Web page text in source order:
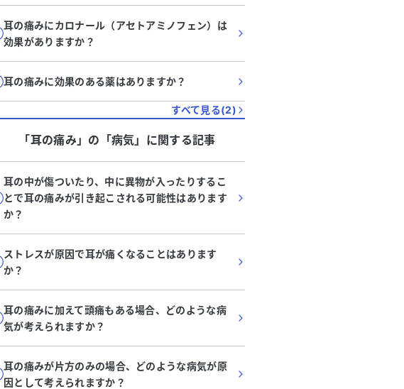
耳の痛みにカロナール（アセトアミノフェン）は
効果がありますか？
耳の痛みに効果のある薬はありますか？
すべて見る(2)
「耳の痛み」 の「病気」に関する記事
耳の中が傷ついたり、中に異物が入ったりするこ
とで耳の痛みが引き起こされる可能性はあります
か？
ストレスが原因で耳が痛くなることはあります
か？
耳の痛みに加えて頭痛もある場合、どのような病
気が考えられますか？
耳の痛みが片方のみの場合、どのような病気が原
因として考えられますか？